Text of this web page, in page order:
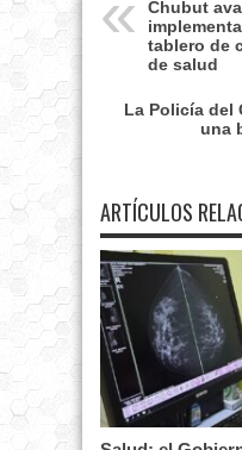
Chubut
tablero de
de salud
La Policía del
una
ARTÍCULOS